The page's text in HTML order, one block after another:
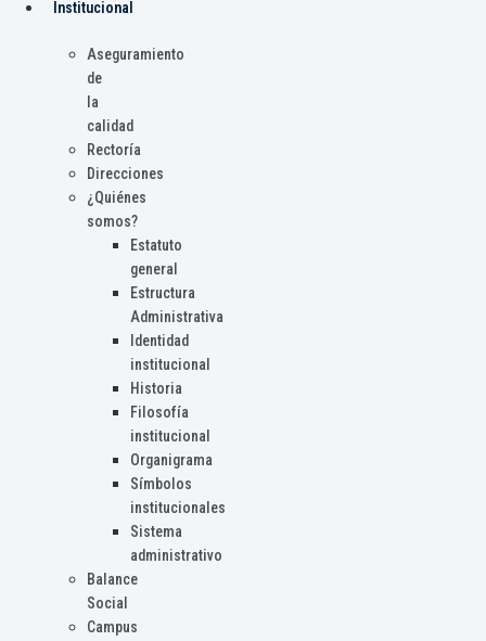
Institucional
Aseguramiento
de
la
calidad
Rectoría
Direcciones
¿Quiénes
somos?
Estatuto
general
Estructura
Administrativa
Identidad
institucional
Historia
Filosofía
institucional
Organigrama
Símbolos
institucionales
Sistema
administrativo
Balance
Social
Campus